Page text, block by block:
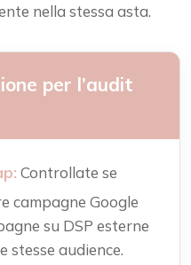
nella stessa asta.
per l’audit
Controllate se
campagne Google
su DSP esterne
stesse audience.